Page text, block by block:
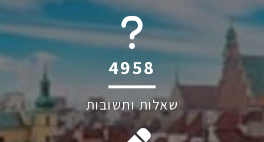
6045
שאלות ותשובות